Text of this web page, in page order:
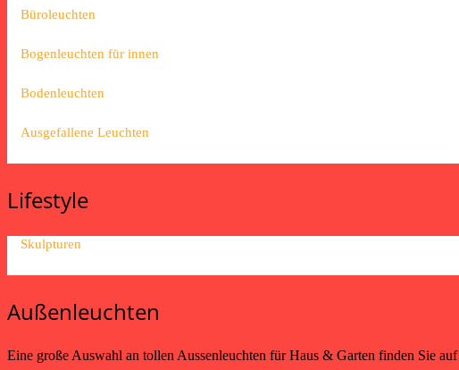
Büroleuchten
Bogenleuchten für innen
Bodenleuchten
Ausgefallene Leuchten
Lifestyle
Skulpturen
Außenleuchten
Eine große Auswahl an tollen Aussenleuchten für Haus & Garten finden Sie auf